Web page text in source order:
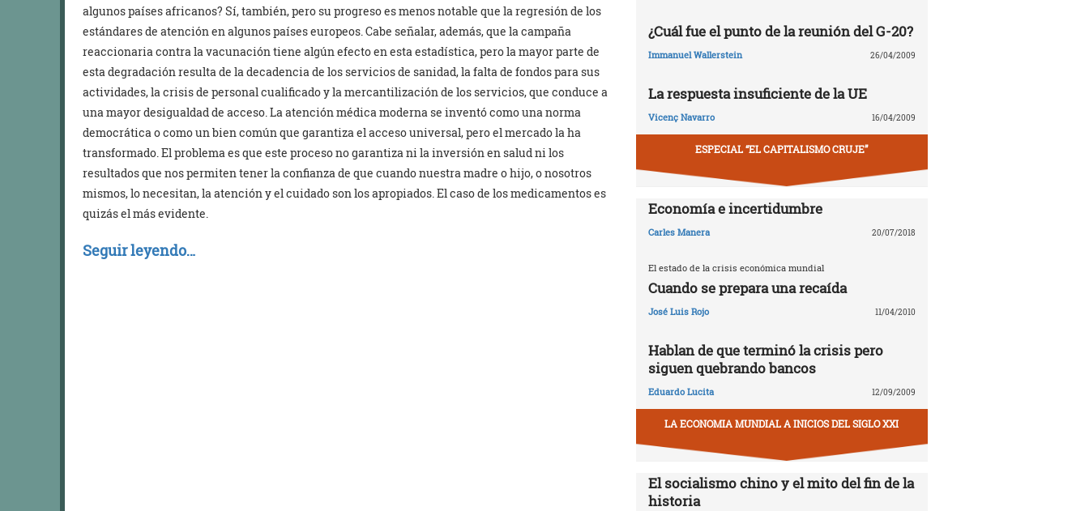
algunos países africanos? Sí, también, pero su progreso es menos notable que la regresión de los
estándares de atención en algunos países europeos. Cabe señalar, además, que la campaña
reaccionaria contra la vacunación tiene algún efecto en esta estadística, pero la mayor parte de
esta degradación resulta de la decadencia de los servicios de sanidad, la falta de fondos para sus
actividades, la crisis de personal cualificado y la mercantilización de los servicios, que conduce a
una mayor desigualdad de acceso. La atención médica moderna se inventó como una norma
democrática o como un bien común que garantiza el acceso universal, pero el mercado la ha
transformado. El problema es que este proceso no garantiza ni la inversión en salud ni los
resultados que nos permiten tener la confianza de que cuando nuestra madre o hijo, o nosotros
mismos, lo necesitan, la atención y el cuidado son los apropiados. El caso de los medicamentos es
quizás el más evidente.
Seguir leyendo…
¿Cuál fue el punto de la reunión del G-20?
Immanuel Wallerstein 26/04/2009
La respuesta insuficiente de la UE
Vicenç Navarro 16/04/2009
ESPECIAL “EL CAPITALISMO CRUJE”
Economía e incertidumbre
Carles Manera 20/07/2018
El estado de la crisis económica mundial
Cuando se prepara una recaída
José Luis Rojo 11/04/2010
Hablan de que terminó la crisis pero
siguen quebrando bancos
Eduardo Lucita 12/09/2009
LA ECONOMIA MUNDIAL A INICIOS DEL SIGLO XXI
El socialismo chino y el mito del fin de la
historia